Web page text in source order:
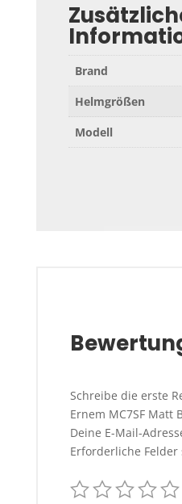
Brand
Helmgrößen
Modell
Schreibe die erste
Ernem MC7SF Matt
Deine E-Mail-
Erforderliche